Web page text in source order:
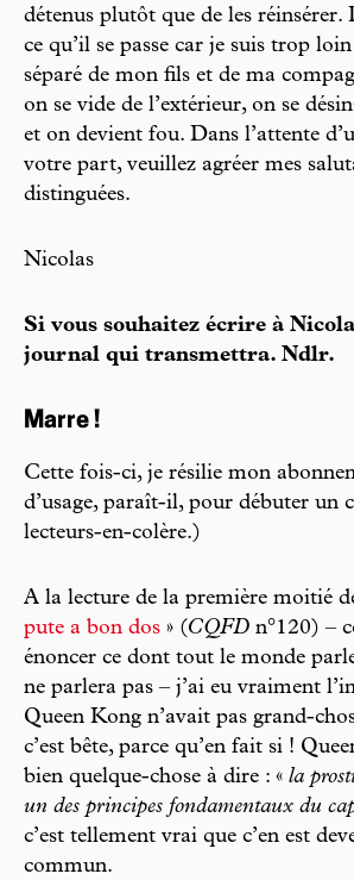
détenus plutôt que de les réinsérer.
ce qu’il se passe car je suis trop
séparé de mon fils et de ma
on se vide de l’extérieur, on se
et on devient fou. Dans l’attente
votre part, veuillez agréer mes
distinguées.
Nicolas
Si vous souhaitez écrire à
journal qui transmettra. Ndlr.
Marre !
Cette fois-ci, je résilie mon
d’usage, paraît-il, pour débuter un
lecteurs-en-colère.)
A la lecture de la première moitié
pute a bon dos » (CQFD n°120) –
énoncer ce dont tout le monde
ne parlera pas – j’ai eu vraiment
Queen Kong n’avait pas grand-
c’est bête, parce qu’en fait si !
bien quelque-chose à dire : « la
un des principes fondamentaux du
c’est tellement vrai que c’en est
commun.